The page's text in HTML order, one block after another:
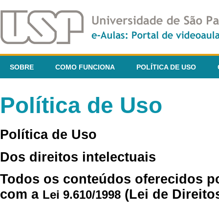
SOBRE COMO FUNCIONA POLÍTICA DE USO
Política de Uso
Política de Uso
Dos direitos intelectuais
Todos os conteúdos oferecidos
com a Lei 9.610/1998 (Lei de